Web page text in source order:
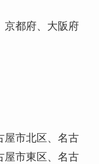
京都府、大阪府
屋市北区、名古
屋市東区、名古